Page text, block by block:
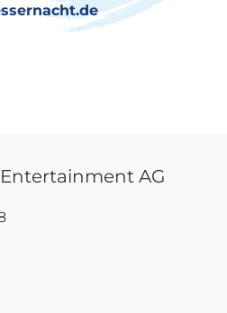
AG